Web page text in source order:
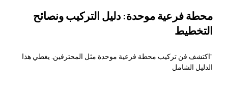
محطة فرعية موحدة: دليل التركيب ونصائح
التخطيط
"اكتشف فن تركيب محطة فرعية موحدة مثل المحترفين. يغطي هذا
الدليل الشامل